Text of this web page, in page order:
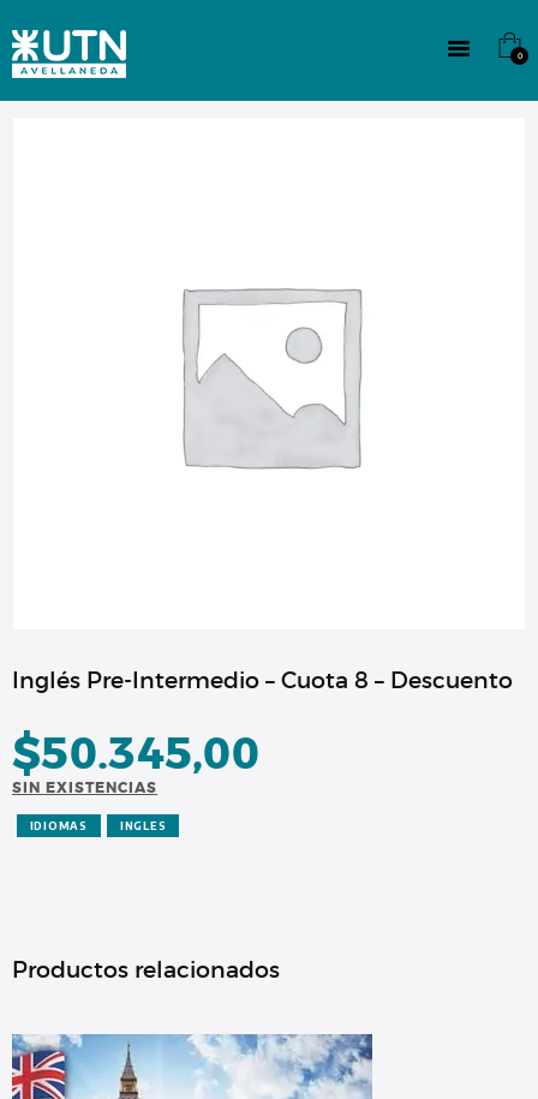
0
CULTURA
Inglés Pre-Intermedio – Cuota 8 – Descuento
$50.345,00
SIN EXISTENCIAS
IDIOMAS INGLES
Productos relacionados